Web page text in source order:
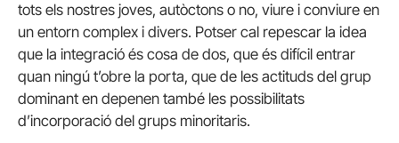
tots els nostres joves, autòctons o no, viure i conviure en
un entorn complex i divers. Potser cal repescar la idea
que la integració és cosa de dos, que és difícil entrar
quan ningú t’obre la porta, que de les actituds del grup
dominant en depenen també les possibilitats
d’incorporació del grups minoritaris.